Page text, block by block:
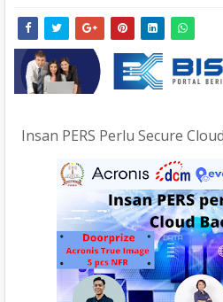
Insan PERS Perlu Secure